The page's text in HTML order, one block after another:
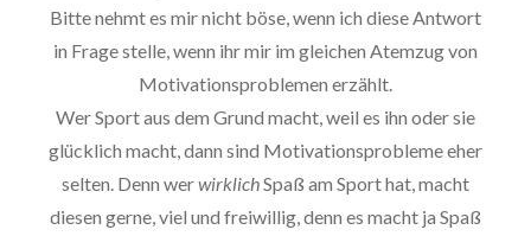
Bitte nehmt es mir nicht böse, wenn ich diese Antwort
in Frage stelle, wenn ihr mir im gleichen Atemzug von
Motivationsproblemen erzählt.
Wer Sport aus dem Grund macht, weil es ihn oder sie
glücklich macht, dann sind Motivationsprobleme eher
selten. Denn werwirklichSpaß am Sport hat, macht
diesen gerne, viel und freiwillig, denn es macht ja Spaß